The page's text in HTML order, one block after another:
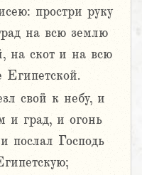
простри руку
на всю землю
на скот и на всю
Египетской.
свой к небу, и
и град, и огонь
послал Господь